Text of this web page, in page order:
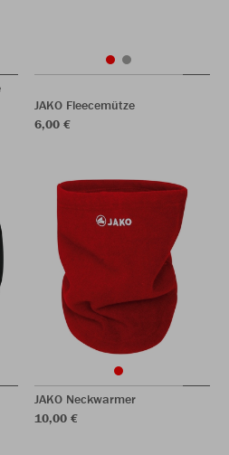
JAKO Fleecemütze
6,00 €
JAKO Neckwarmer
10,00 €